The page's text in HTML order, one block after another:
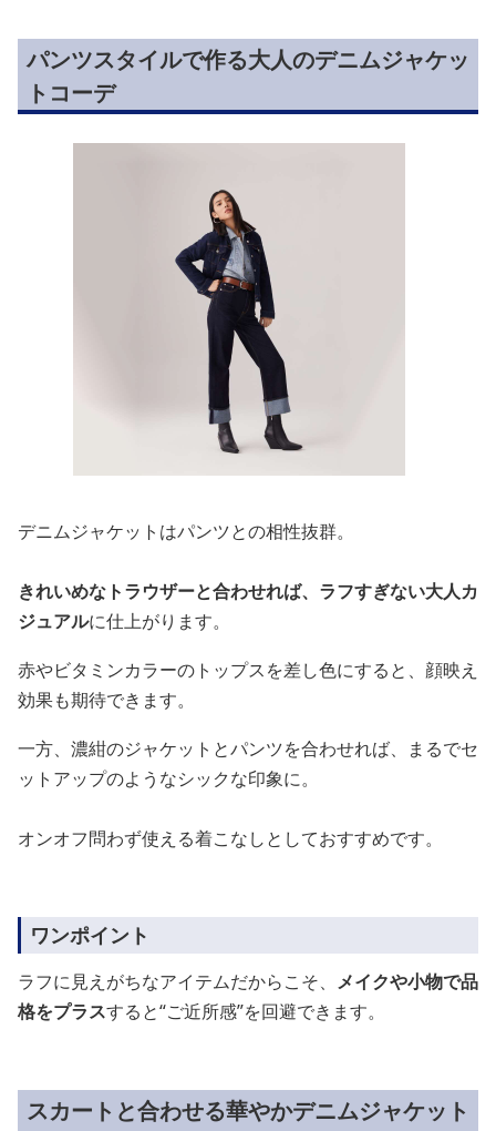
パンツスタイルで作る大人のデニムジャケッ
トコーデ
デニムジャケットはパンツとの相性抜群。
きれいめなトラウザーと合わせれば、ラフすぎない大人カ
ジュアルに仕上がります。
赤やビタミンカラーのトップスを差し色にすると、顔映え
効果も期待できます。
一方、濃紺のジャケットとパンツを合わせれば、まるでセ
ットアップのようなシックな印象に。
オンオフ問わず使える着こなしとしておすすめです。
ワンポイント
ラフに見えがちなアイテムだからこそ、 メイクや小物で品
格をプラスすると“ご近所感”を回避できます。
スカートと合わせる華やかデニムジャケット